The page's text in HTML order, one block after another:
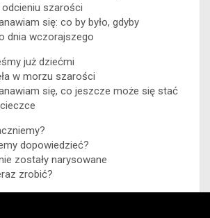
szarości
się: co by było, gdyby
dnia wczorajszego
już dziećmi
w morzu szarości
się, co jeszcze może się stać
dopowiedzieć?
zostały narysowane
zrobić?